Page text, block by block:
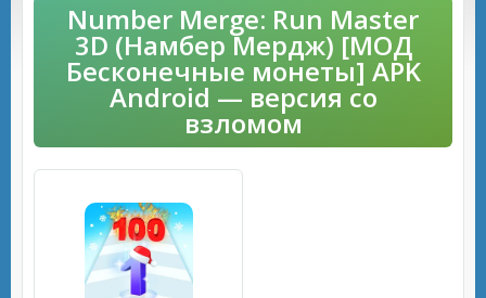
Number Merge: Run Master
3D (Намбер Мердж) [МОД
Бесконечные монеты] APK
Android — версия со
взломом